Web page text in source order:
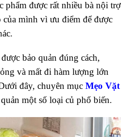
phẩm được rất nhiều bà nội trợ
mình vì ưu điểm để được
bảo quản đúng cách,
và mất đi hàm lượng lớn
đây, chuyên mục Mẹo Vặt
một số loại củ phổ biến.